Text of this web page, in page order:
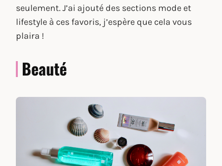
seulement. J’ai ajouté des sections mode et
lifestyle à ces favoris, j’espère que cela vous
plaira !
Beauté